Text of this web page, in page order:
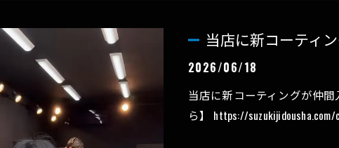
当店に新コーティ
2026/06/18
当店に新コーティングが仲間
ら】 https://